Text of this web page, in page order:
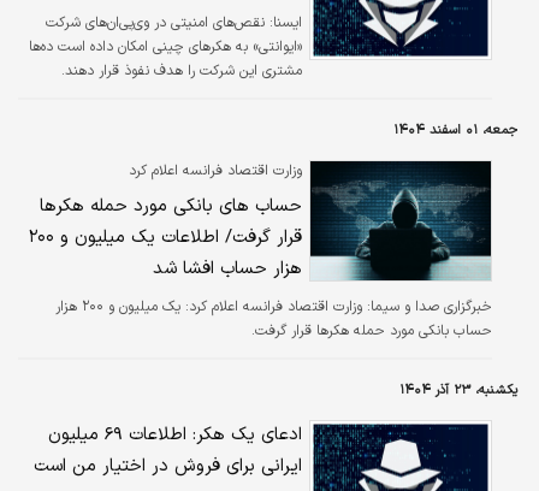
ایسنا: نقص‌های امنیتی در وی‌پی‌ان‌های شرکت
«ایوانتی» به هکرهای چینی امکان داده است ده‌ها
مشتری این شرکت را هدف نفوذ قرار دهند.
جمعه، ۰۱ اسفند ۱۴۰۴
وزارت اقتصاد فرانسه اعلام کرد
حساب های بانکی مورد حمله هکرها
قرار گرفت/ اطلاعات یک میلیون و ۲۰۰
هزار حساب افشا شد
خبرگزاری صدا و سیما:
وزارت اقتصاد فرانسه اعلام کرد: یک میلیون و ۲۰۰ هزار
حساب بانکی مورد حمله هکرها قرار گرفت.
یکشنبه، ۲۳ آذر ۱۴۰۴
ادعای یک هکر: اطلاعات ۶۹ میلیون
ایرانی برای فروش در اختیار من است